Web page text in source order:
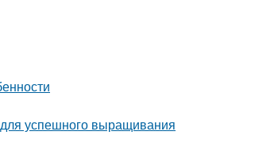
успешного выращивания